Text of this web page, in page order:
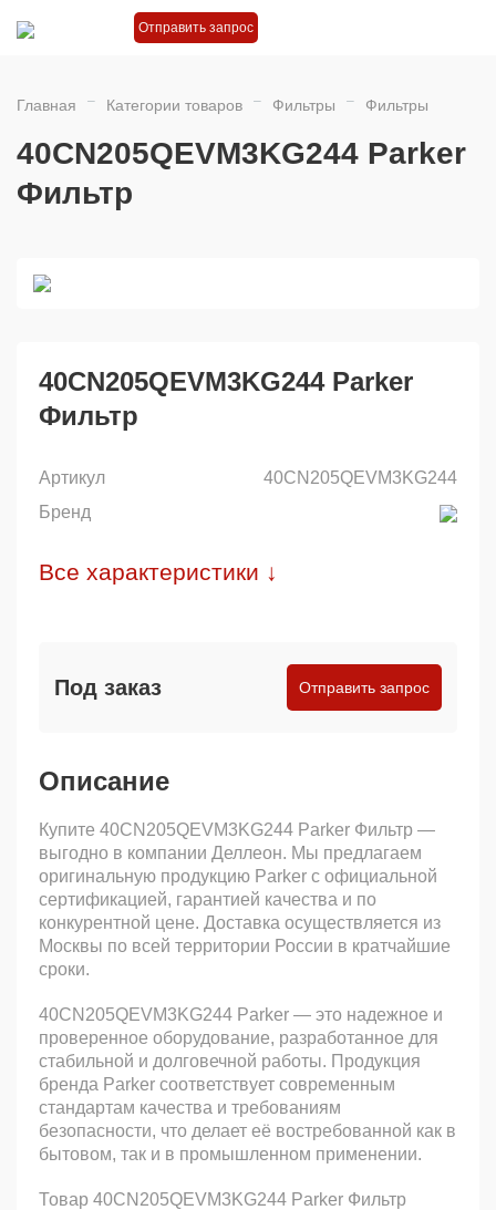
Отправить запрос
Главная Категории товаров Фильтры Фильтры
40CN205QEVM3KG244 Parker
Фильтр
40CN205QEVM3KG244 Parker
Фильтр
Артикул
40CN205QEVM3KG244
Бренд
Все характеристики ↓
Под заказ Отправить запрос
Описание
Купите 40CN205QEVM3KG244 Parker Фильтр —
выгодно в компании Деллеон. Мы предлагаем
оригинальную продукцию Parker с официальной
сертификацией, гарантией качества и по
конкурентной цене. Доставка осуществляется из
Москвы по всей территории России в кратчайшие
сроки.
40CN205QEVM3KG244 Parker — это надежное и
проверенное оборудование, разработанное для
стабильной и долговечной работы. Продукция
бренда Parker соответствует современным
стандартам качества и требованиям
безопасности, что делает её востребованной как в
бытовом, так и в промышленном применении.
Товар 40CN205QEVM3KG244 Parker Фильтр